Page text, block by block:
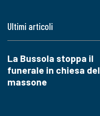
Ultimi articoli
La Bussola stoppa il
funerale in chiesa del
massone